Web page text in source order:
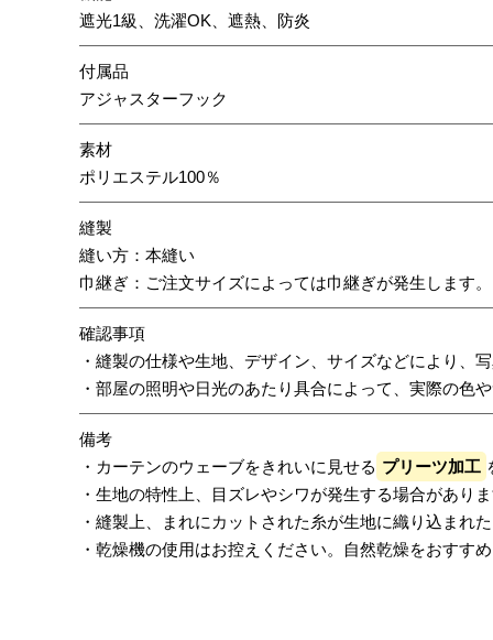
遮光1級、洗濯OK、遮熱、防炎
付属品
アジャスターフック
素材
ポリエステル100％
縫製
縫い方：本縫い
巾継ぎ：ご注文サイズによっては巾継ぎが発生します
確認事項
・縫製の仕様や生地、デザイン、サイズなどにより、
・部屋の照明や日光のあたり具合によって、実際の色
備考
・カーテンのウェーブをきれいに見せる プリーツ加工
・生地の特性上、目ズレやシワが発生する場合があり
・縫製上、まれにカットされた糸が生地に織り込まれ
・乾燥機の使用はお控えください。自然乾燥をおすす